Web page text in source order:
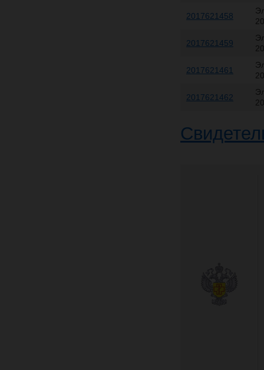
2017621458
2017621459
2017621461
2017621462